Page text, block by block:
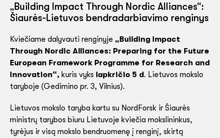
„Building Impact Through Nordic Alliances“:
Šiaurės-Lietuvos bendradarbiavimo renginys
Kviečiame dalyvauti renginyje „Building Impact
Through Nordic Alliances: Preparing for the Future
European Framework Programme for Research and
Innovation“, kuris vyks lapkričio 5 d. Lietuvos mokslo
taryboje (Gedimino pr. 3, Vilnius).
Lietuvos mokslo taryba kartu su NordForsk ir Šiaurės
ministrų tarybos biuru Lietuvoje kviečia mokslininkus,
tyrėjus ir visą mokslo bendruomenę į renginį, skirtą